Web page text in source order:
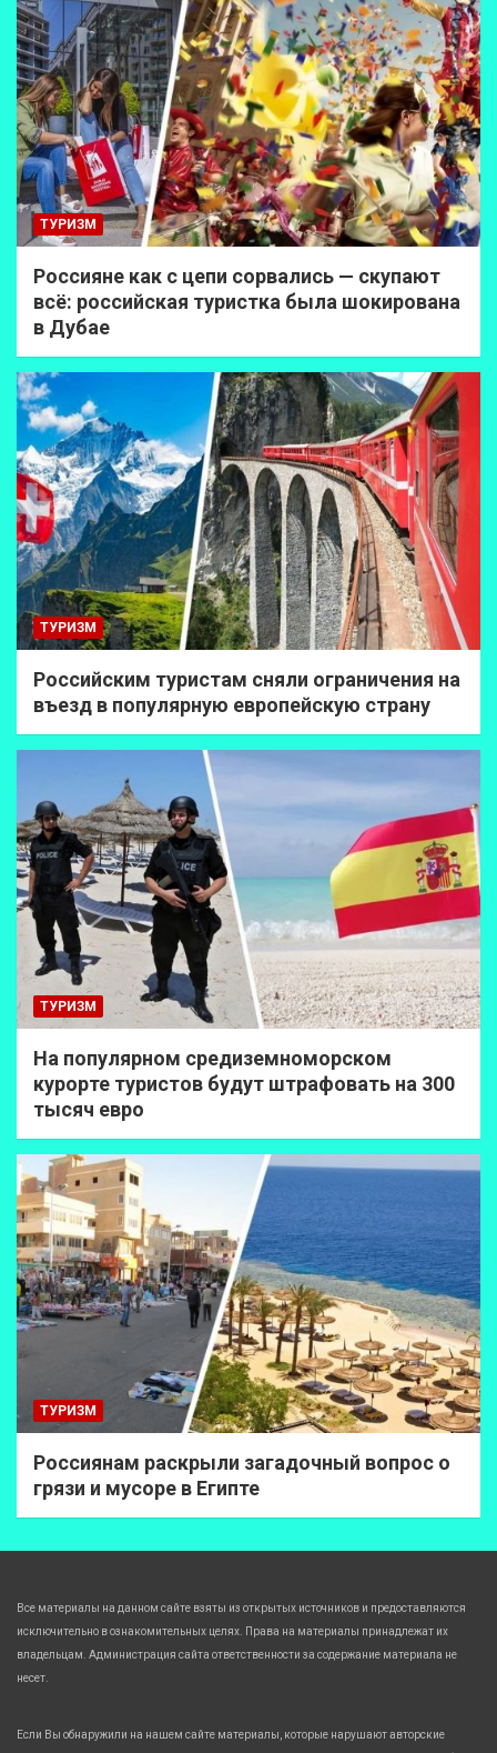
ТУРИЗМ
Россияне как с цепи сорвались — скупают
всё: российская туристка была шокирована
в Дубае
ТУРИЗМ
Российским туристам сняли ограничения на
въезд в популярную европейскую страну
ТУРИЗМ
На популярном средиземноморском
курорте туристов будут штрафовать на 300
тысяч евро
ТУРИЗМ
Россиянам раскрыли загадочный вопрос о
грязи и мусоре в Египте
Все материалы на данном сайте взяты из открытых источников и предоставляются
исключительно в ознакомительных целях. Права на материалы принадлежат их
владельцам. Администрация сайта ответственности за содержание материала не
несет.
Если Вы обнаружили на нашем сайте материалы, которые нарушают авторские